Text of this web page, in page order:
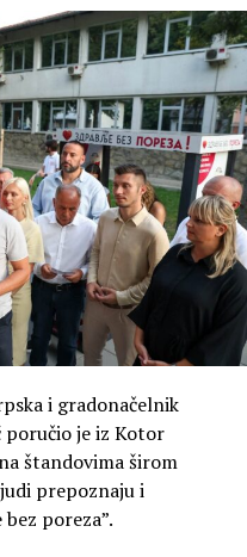
i gradonačelnik
poručio je iz Kotor
štandovima širom
prepoznaju i
poreza”.